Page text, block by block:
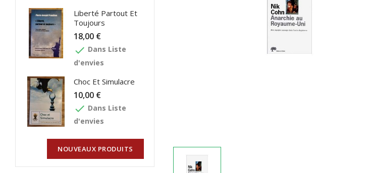
Liberté Partout Et
Toujours
18,00 €
done Dans Liste
d'envies
Choc Et Simulacre
10,00 €
done Dans Liste
d'envies
NOUVEAUX PRODUITS